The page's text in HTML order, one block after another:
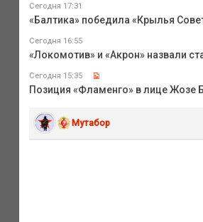
Сегодня 17:31
«Балтика» победила «Крылья
Сегодня 16:55
«Локомотив» и «Акрон» назвали
Сегодня 15:35
Позиция «Фламенго» в лице Жозе
Мутабор